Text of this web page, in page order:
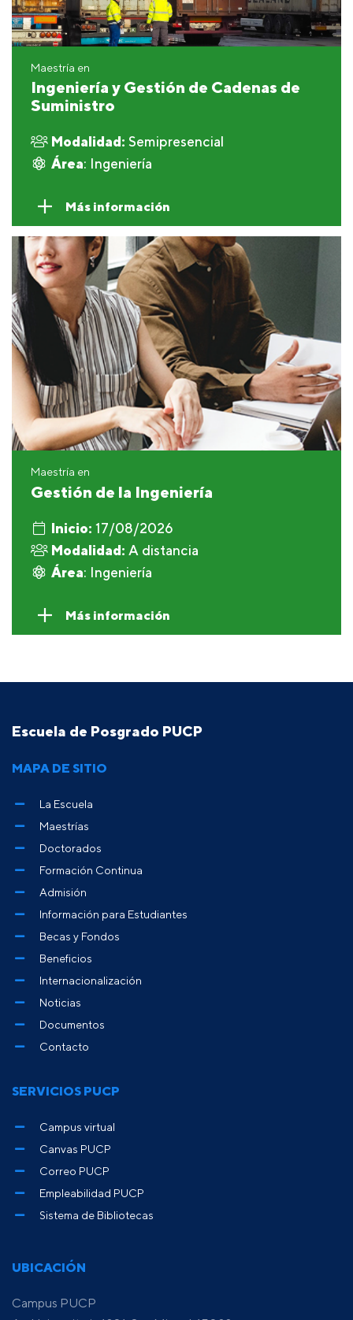
Maestría en
Ingeniería y Gestión de Cadenas de
Suministro
Modalidad: Semipresencial
Área: Ingeniería
Más información
Maestría en
Gestión de la Ingeniería
Inicio: 17/08/2026
Modalidad: A distancia
Área: Ingeniería
Más información
Escuela de Posgrado PUCP
UBICACIÓN
Campus PUCP
MAPA DE SITIO
La Escuela
Maestrías
Doctorados
Formación Continua
Admisión
Información para Estudiantes
Becas y Fondos
Beneficios
Internacionalización
Noticias
Documentos
Contacto
SERVICIOS PUCP
Campus virtual
Canvas PUCP
Correo PUCP
Empleabilidad PUCP
Sistema de Bibliotecas